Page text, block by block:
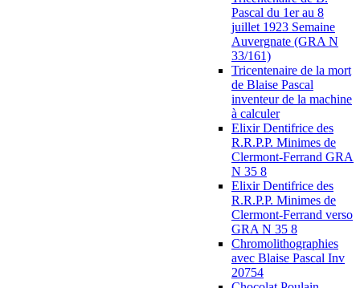
Pascal du 1er au 8
juillet 1923 Semaine
Auvergnate (GRA N
33/161)
Tricentenaire de la mort
de Blaise Pascal
inventeur de la machine
à calculer
Elixir Dentifrice des
R.R.P.P. Minimes de
Clermont-Ferrand GRA
N 35 8
Elixir Dentifrice des
R.R.P.P. Minimes de
Clermont-Ferrand verso
GRA N 35 8
Chromolithographies
avec Blaise Pascal Inv
20754